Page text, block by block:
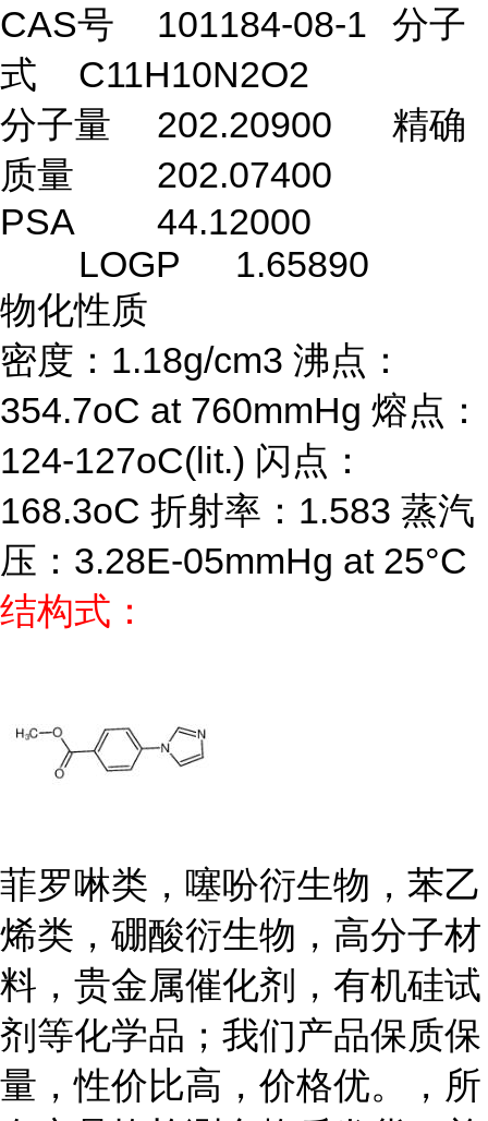
CAS号
101184-08-1
分子
式
C11H10N2O2
分子量
202.20900
精确
质量
202.07400
PSA
44.12000
LOGP
1.65890
物化性质
密度：1.18g/cm3 沸点：
354.7oC at 760mmHg 熔点：
124-127oC(lit.) 闪点：
168.3oC 折射率：1.583 蒸汽
压：3.28E-05mmHg at 25°C
结构式：
菲罗啉类，噻吩衍生物，苯乙
烯类，硼酸衍生物，高分子材
料，贵金属催化剂，有机硅试
剂等化学品；我们产品保质保
量，性价比高，价格优。，所